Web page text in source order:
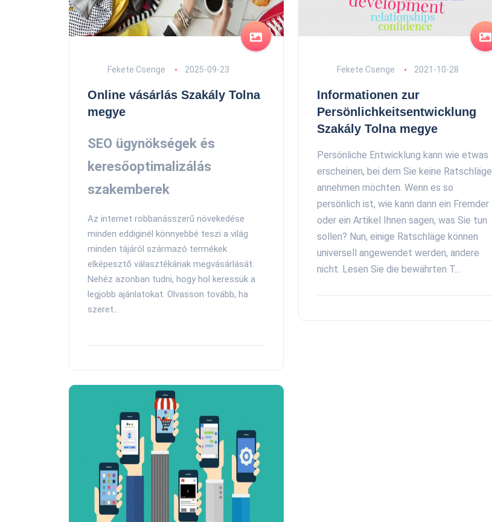
Fekete Csenge 2025-09-23
Online vásárlás Szakály Tolna
megye
SEO ügynökségek és
keresőoptimalizálás
szakemberek
Az internet robbanásszerű növekedése
minden eddiginél könnyebbé teszi a világ
minden tájáról származó termékek
elképesztő választékának megvásárlását.
Nehéz azonban tudni, hogy hol keressük a
legjobb ajánlatokat. Olvasson tovább, ha
szeret...
Fekete Csenge 2021-10-28
Informationen zur
Persönlichkeitsentwicklung
Szakály Tolna megye
Persönliche Entwicklung kann wie etwas
erscheinen, bei dem Sie keine Ratschläge
annehmen möchten. Wenn es so
persönlich ist, wie kann dann ein Fremder
oder ein Artikel Ihnen sagen, was Sie tun
sollen? Nun, einige Ratschläge können
universell angewendet werden, andere
nicht. Lesen Sie die bewährten T...